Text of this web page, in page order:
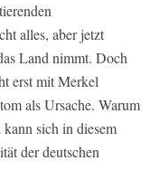
alles, aber jetzt
Land nimmt. Doch
erst mit Merkel
als Ursache. Warum
sich in diesem
der deutschen